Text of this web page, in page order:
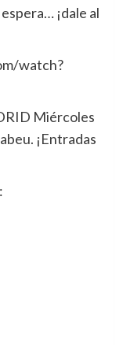
¡dale al
watch?
Miércoles
¡Entradas